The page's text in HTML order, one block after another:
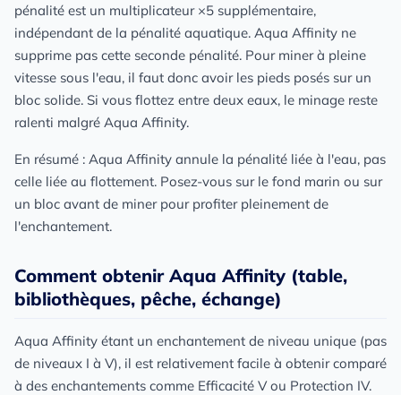
pénalité est un multiplicateur ×5 supplémentaire,
indépendant de la pénalité aquatique. Aqua Affinity ne
supprime pas cette seconde pénalité. Pour miner à pleine
vitesse sous l'eau, il faut donc avoir les pieds posés sur un
bloc solide. Si vous flottez entre deux eaux, le minage reste
ralenti malgré Aqua Affinity.
En résumé : Aqua Affinity annule la pénalité liée à l'eau, pas
celle liée au flottement. Posez-vous sur le fond marin ou sur
un bloc avant de miner pour profiter pleinement de
l'enchantement.
Comment obtenir Aqua Affinity (table,
bibliothèques, pêche, échange)
Aqua Affinity étant un enchantement de niveau unique (pas
de niveaux I à V), il est relativement facile à obtenir comparé
à des enchantements comme Efficacité V ou Protection IV.